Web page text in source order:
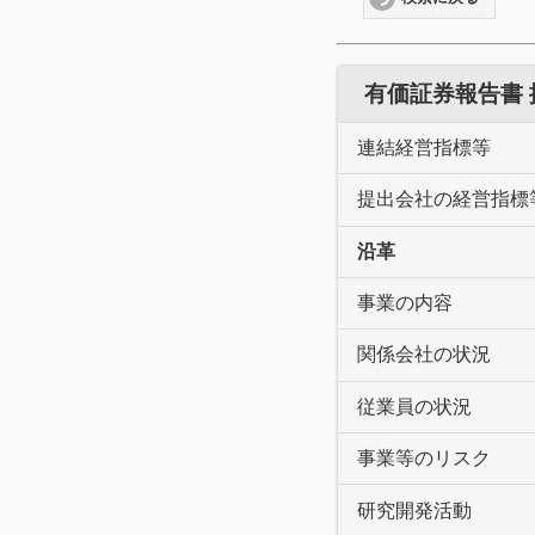
有価証券報告書
連結経営指標等
提出会社の経営指標
沿革
事業の内容
関係会社の状況
従業員の状況
事業等のリスク
研究開発活動